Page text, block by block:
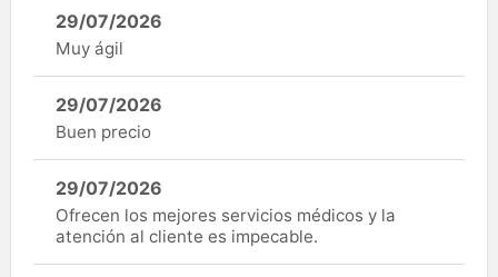
29/07/2026
Muy ágil
29/07/2026
Buen precio
29/07/2026
Ofrecen los mejores servicios médicos y la
atención al cliente es impecable.